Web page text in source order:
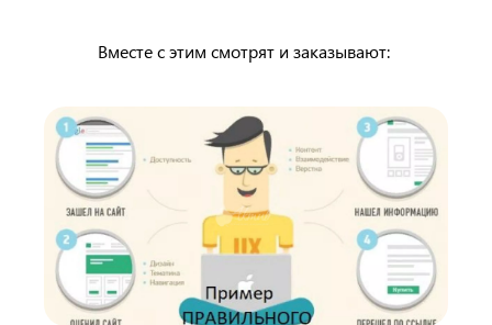
Вместе с этим смотрят и заказывают: